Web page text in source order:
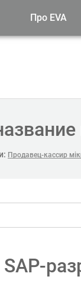
Про EVA
Продавец-кассир